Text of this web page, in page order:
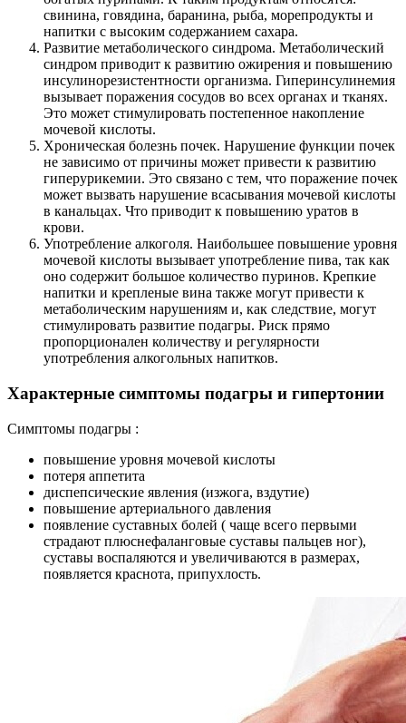
свинина, говядина, баранина, рыба, морепродукты и
напитки с высоким содержанием сахара.
Развитие метаболического синдрома. Метаболический
синдром приводит к развитию ожирения и повышению
инсулинорезистентности организма. Гиперинсулинемия
вызывает поражения сосудов во всех органах и тканях.
Это может стимулировать постепенное накопление
мочевой кислоты.
Хроническая болезнь почек. Нарушение функции почек
не зависимо от причины может привести к развитию
гиперурикемии. Это связано с тем, что поражение почек
может вызвать нарушение всасывания мочевой кислоты
в канальцах. Что приводит к повышению уратов в
крови.
Употребление алкоголя. Наибольшее повышение уровня
мочевой кислоты вызывает употребление пива, так как
оно содержит большое количество пуринов. Крепкие
напитки и крепленые вина также могут привести к
метаболическим нарушениям и, как следствие, могут
стимулировать развитие подагры. Риск прямо
пропорционален количеству и регулярности
употребления алкогольных напитков.
Характерные симптомы подагры и гипертонии
Симптомы подагры :
повышение уровня мочевой кислоты
потеря аппетита
диспепсические явления (изжога, вздутие)
повышение артериального давления
появление суставных болей ( чаще всего первыми
страдают плюснефаланговые суставы пальцев ног),
суставы воспаляются и увеличиваются в размерах,
появляется краснота, припухлость.